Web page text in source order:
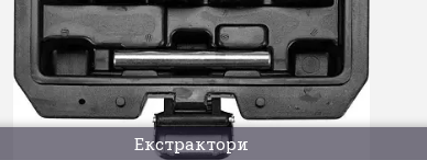
Екстрактори